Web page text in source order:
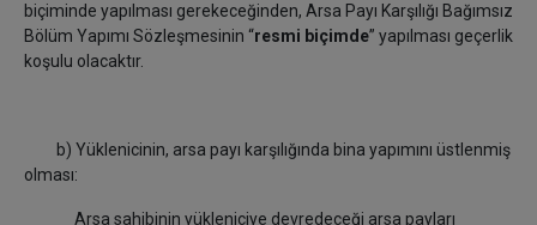
biçiminde yapılması gerekeceğinden, Arsa Payı Karşılığı Bağımsız
Bölüm Yapımı Sözleşmesinin “resmi biçimde” yapılması geçerlik
koşulu olacaktır.
b) Yüklenicinin, arsa payı karşılığında bina yapımını üstlenmiş
olması:
Arsa sahibinin yükleniciye devredeceği arsa payları